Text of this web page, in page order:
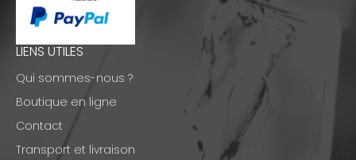
LIENS UTILES
Qui sommes-nous ?
Boutique en ligne
Contact
Transport et livraison